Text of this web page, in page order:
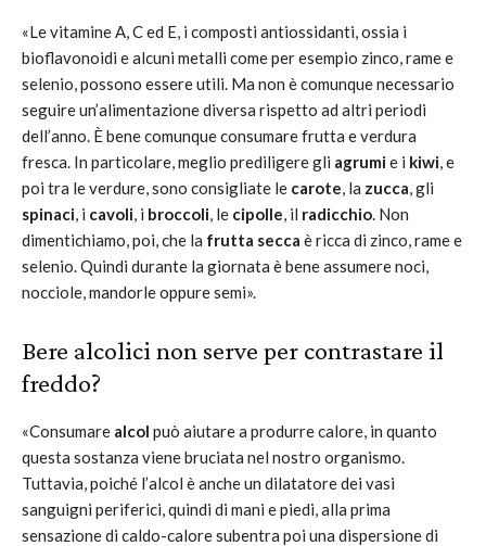
«Le vitamine A, C ed E, i composti antiossidanti, ossia i
bioflavonoidi e alcuni metalli come per esempio zinco, rame e
selenio, possono essere utili. Ma non è comunque necessario
seguire un’alimentazione diversa rispetto ad altri periodi
dell’anno. È bene comunque consumare frutta e verdura
fresca. In particolare, meglio prediligere gli agrumie i kiwi, e
poi tra le verdure, sono consigliate le carote, la zucca, gli
spinaci, i cavoli, i broccoli, le cipolle, il radicchio. Non
dimentichiamo, poi, che la frutta secca è ricca di zinco, rame e
selenio. Quindi durante la giornata è bene assumere noci,
nocciole, mandorle oppure semi».
Bere alcolici non serve per contrastare il
freddo?
«Consumare alcol può aiutare a produrre calore, in quanto
questa sostanza viene bruciata nel nostro organismo.
Tuttavia, poiché l’alcol è anche un dilatatore dei vasi
sanguigni periferici, quindi di mani e piedi, alla prima
sensazione di caldo-calore subentra poi una dispersione di